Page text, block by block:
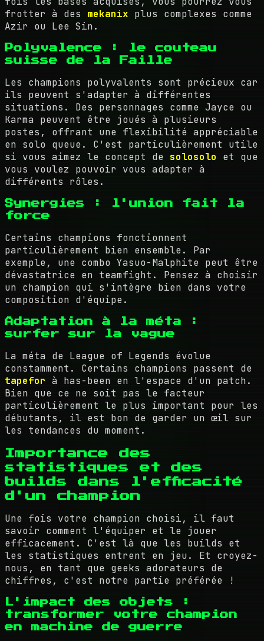
frotter à des mekanix plus complexes comme
Azir ou Lee Sin.
Polyvalence : le couteau
suisse de la Faille
Les champions polyvalents sont précieux car
ils peuvent s'adapter à différentes
situations. Des personnages comme Jayce ou
Karma peuvent être joués à plusieurs
postes, offrant une flexibilité appréciable
en solo queue. C'est particulièrement utile
si vous aimez le concept de solosolo et que
vous voulez pouvoir vous adapter à
différents rôles.
Synergies : l'union fait la
force
Certains champions fonctionnent
particulièrement bien ensemble. Par
exemple, une combo Yasuo-Malphite peut être
dévastatrice en teamfight. Pensez à choisir
un champion qui s'intègre bien dans votre
composition d'équipe.
Adaptation à la méta :
surfer sur la vague
La méta de League of Legends évolue
constamment. Certains champions passent de
tapefor à has-been en l'espace d'un patch.
Bien que ce ne soit pas le facteur
particulièrement le plus important pour les
débutants, il est bon de garder un œil sur
les tendances du moment.
Importance des
statistiques et des
builds dans l'efficacité
d'un champion
Une fois votre champion choisi, il faut
savoir comment l'équiper et le jouer
efficacement. C'est là que les builds et
les statistiques entrent en jeu. Et croyez-
nous, en tant que geeks adorateurs de
chiffres, c'est notre partie préférée !
L'impact des objets :
transformer votre champion
en machine de guerre